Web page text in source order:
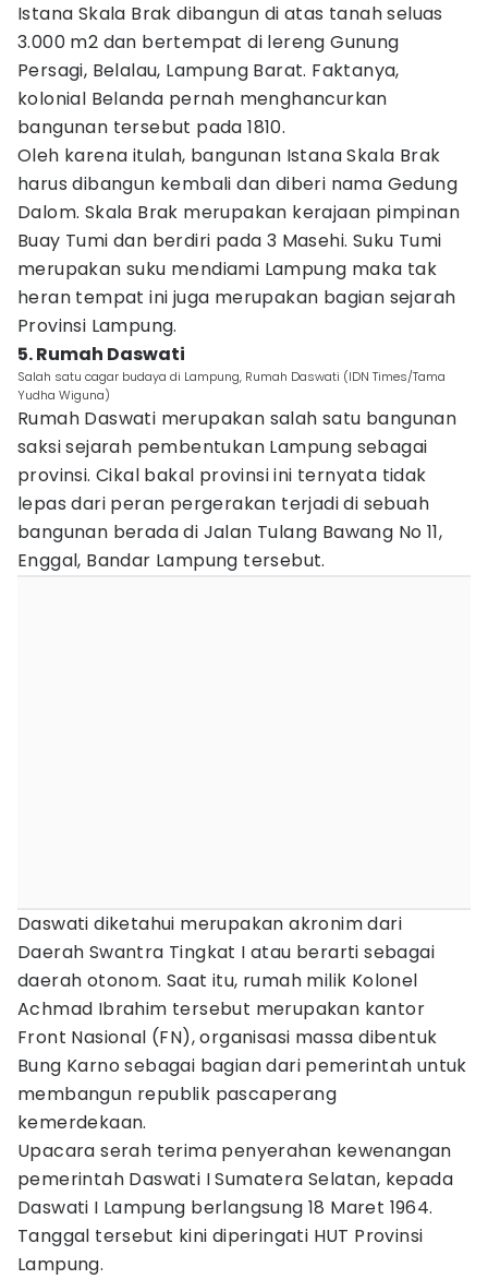
Istana Skala Brak dibangun di atas tanah seluas
3.000 m2 dan bertempat di lereng Gunung
Persagi, Belalau, Lampung Barat. Faktanya,
kolonial Belanda pernah menghancurkan
bangunan tersebut pada 1810.
Oleh karena itulah, bangunan Istana Skala Brak
harus dibangun kembali dan diberi nama Gedung
Dalom. Skala Brak merupakan kerajaan pimpinan
Buay Tumi dan berdiri pada 3 Masehi. Suku Tumi
merupakan suku mendiami Lampung maka tak
heran tempat ini juga merupakan bagian sejarah
Provinsi Lampung.
5. Rumah Daswati
Salah satu cagar budaya di Lampung, Rumah Daswati (IDN Times/Tama
Yudha Wiguna)
Rumah Daswati merupakan salah satu bangunan
saksi sejarah pembentukan Lampung sebagai
provinsi. Cikal bakal provinsi ini ternyata tidak
lepas dari peran pergerakan terjadi di sebuah
bangunan berada di Jalan Tulang Bawang No 11,
Enggal, Bandar Lampung tersebut.
Daswati diketahui merupakan akronim dari
Daerah Swantra Tingkat I atau berarti sebagai
daerah otonom. Saat itu, rumah milik Kolonel
Achmad Ibrahim tersebut merupakan kantor
Front Nasional (FN), organisasi massa dibentuk
Bung Karno sebagai bagian dari pemerintah untuk
membangun republik pascaperang
kemerdekaan.
Upacara serah terima penyerahan kewenangan
pemerintah Daswati I Sumatera Selatan, kepada
Daswati I Lampung berlangsung 18 Maret 1964.
Tanggal tersebut kini diperingati HUT Provinsi
Lampung.